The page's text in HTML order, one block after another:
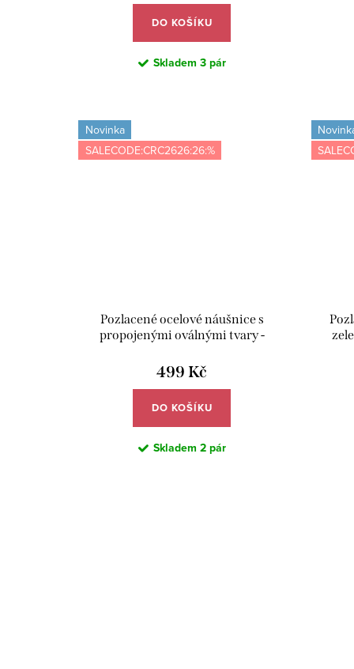
DO KOŠÍKU
Skladem 3 pár
Novinka
SALECODE:CRC2626:26:%
Pozlacené ocelové náušnice s
propojenými oválnými tvary -
499 Kč
DO KOŠÍKU
Skladem 2 pár